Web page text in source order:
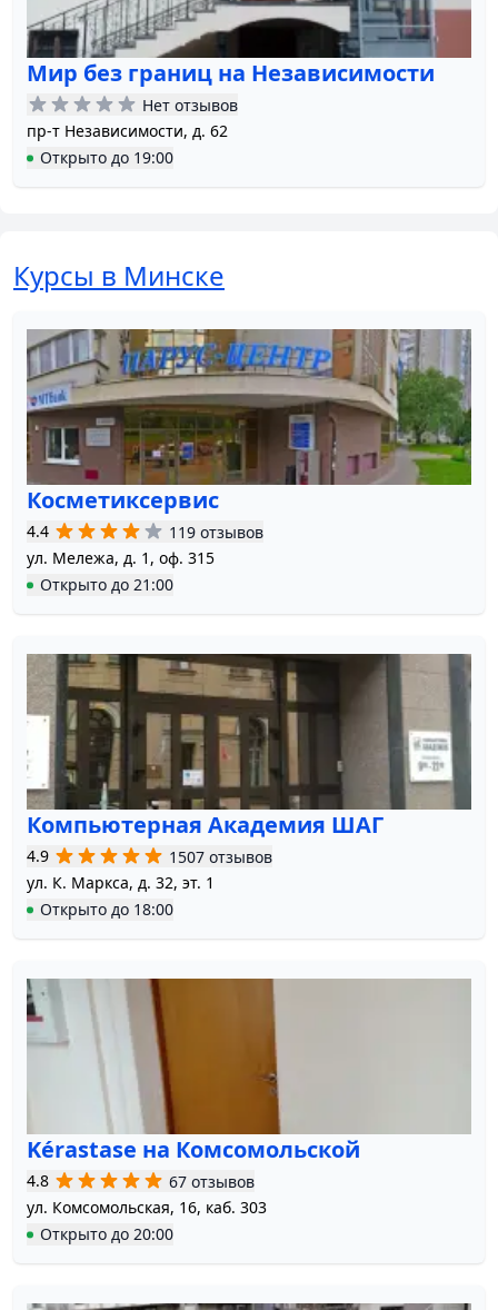
Мир без границ на Независимости
Нет отзывов
пр-т Независимости, д. 62
Открыто до 19:00
Курсы в Минске
Косметиксервис
4.4
119 отзывов
ул. Мележа, д. 1, оф. 315
Открыто до 21:00
Компьютерная Академия ШАГ
4.9
1507 отзывов
ул. К. Маркса, д. 32, эт. 1
Открыто до 18:00
Kérastase на Комсомольской
4.8
67 отзывов
ул. Комсомольская, 16, каб. 303
Открыто до 20:00